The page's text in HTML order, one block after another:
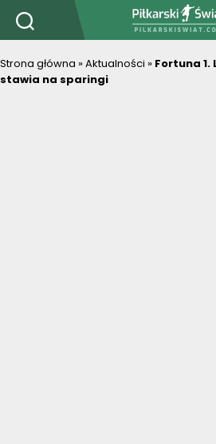
Strona główna »Aktualności » Fortuna 1.
stawia na sparingi